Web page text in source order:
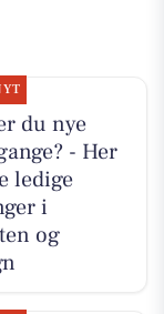
du nye
- Her
ledige
i
og